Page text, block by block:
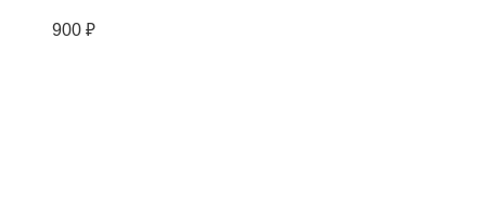
900 ₽